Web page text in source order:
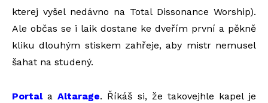
kterej vyšel nedávno na Total Dissonance Worship).
Ale občas se i laik dostane ke dveřím první a pěkně
kliku dlouhým stiskem zahřeje, aby mistr nemusel
šahat na studený.
PortalaAltarage. Říkáš si, že takovejhle kapel je